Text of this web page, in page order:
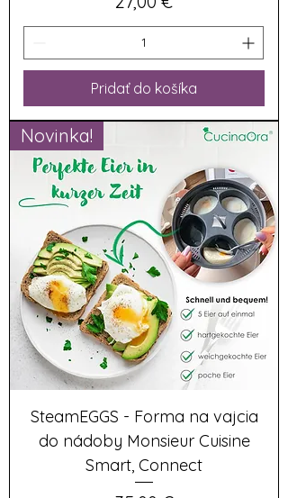
Pridať do košíka
Novinka!
SteamEGGS - Forma na vajcia
do nádoby Monsieur Cuisine
Smart, Connect